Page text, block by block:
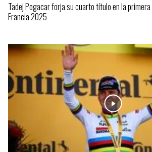
Tadej Pogacar forja su cuarto título en la
Francia 2025